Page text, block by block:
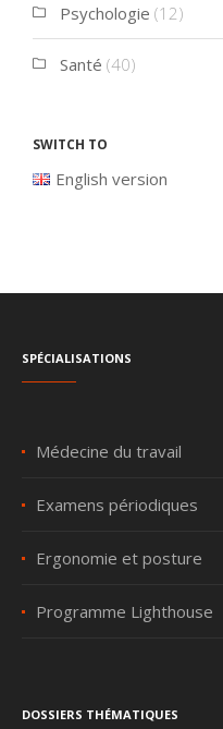
Psychologie (12)
Santé (40)
Switch to
English version
Spécialisations
Médecine du travail
Examens périodiques
Ergonomie et posture
Programme Lighthouse
Dossiers thématiques